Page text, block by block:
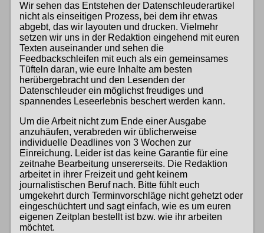
Wir sehen das Entstehen der Datenschleuderartikel
nicht als einseitigen Prozess, bei dem ihr etwas
abgebt, das wir layouten und drucken. Vielmehr
setzen wir uns in der Redaktion eingehend mit euren
Texten auseinander und sehen die
Feedbackschleifen mit euch als ein gemeinsames
Tüfteln daran, wie eure Inhalte am besten
herübergebracht und den Lesenden der
Datenschleuder ein möglichst freudiges und
spannendes Leseerlebnis beschert werden kann.
Um die Arbeit nicht zum Ende einer Ausgabe
anzuhäufen, verabreden wir üblicherweise
individuelle Deadlines von 3 Wochen zur
Einreichung. Leider ist das keine Garantie für eine
zeitnahe Bearbeitung unsererseits. Die Redaktion
arbeitet in ihrer Freizeit und geht keinem
journalistischen Beruf nach. Bitte fühlt euch
umgekehrt durch Terminvorschläge nicht gehetzt oder
eingeschüchtert und sagt einfach, wie es um euren
eigenen Zeitplan bestellt ist bzw. wie ihr arbeiten
möchtet.